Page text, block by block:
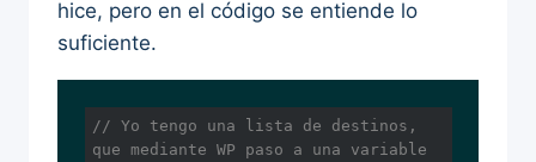
hice, pero en el código se entiende lo
suficiente.
// Yo tengo una lista de destinos,
que mediante WP paso a una variable